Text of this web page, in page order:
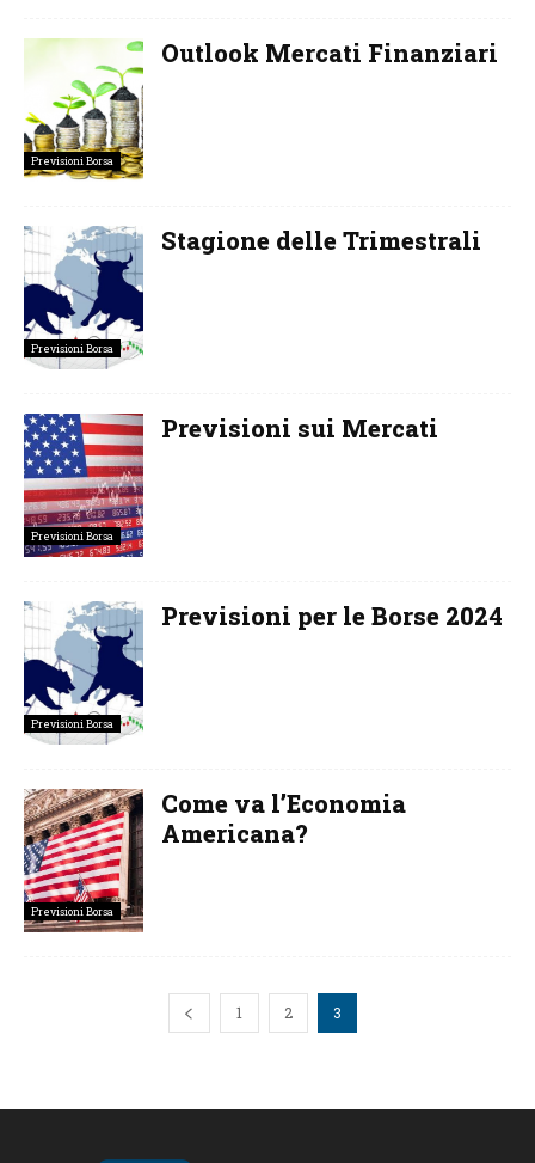
Previsioni Borsa
Outlook Mercati Finanziari
Previsioni Borsa
Stagione delle Trimestrali
Previsioni Borsa
Previsioni sui Mercati
Previsioni Borsa
Previsioni per le Borse 2024
Previsioni Borsa
Come va l’Economia
Americana?
1 2 3